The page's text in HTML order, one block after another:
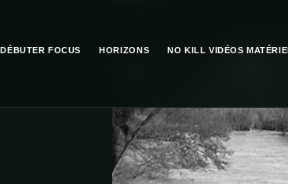
DÉBUTER FOCUS HORIZONS NO KILL VIDÉOS